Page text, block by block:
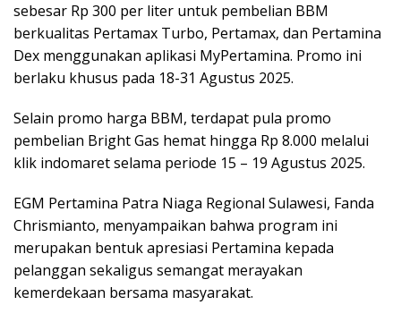
sebesar Rp 300 per liter untuk pembelian BBM
berkualitas Pertamax Turbo, Pertamax, dan Pertamina
Dex menggunakan aplikasi MyPertamina. Promo ini
berlaku khusus pada 18-31 Agustus 2025.
Selain promo harga BBM, terdapat pula promo
pembelian Bright Gas hemat hingga Rp 8.000 melalui
klik indomaret selama periode 15 – 19 Agustus 2025.
EGM Pertamina Patra Niaga Regional Sulawesi, Fanda
Chrismianto, menyampaikan bahwa program ini
merupakan bentuk apresiasi Pertamina kepada
pelanggan sekaligus semangat merayakan
kemerdekaan bersama masyarakat.